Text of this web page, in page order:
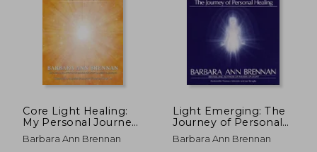
45%
dcto. $ 37.33
45%
Core Light Healing:
My Personal Journey
and Advanced
Healing Concepts for
Barbara Ann Brennan
Light Emerging: The
Journey of Personal
Healing (en Inglés)
Barbara Ann Brennan